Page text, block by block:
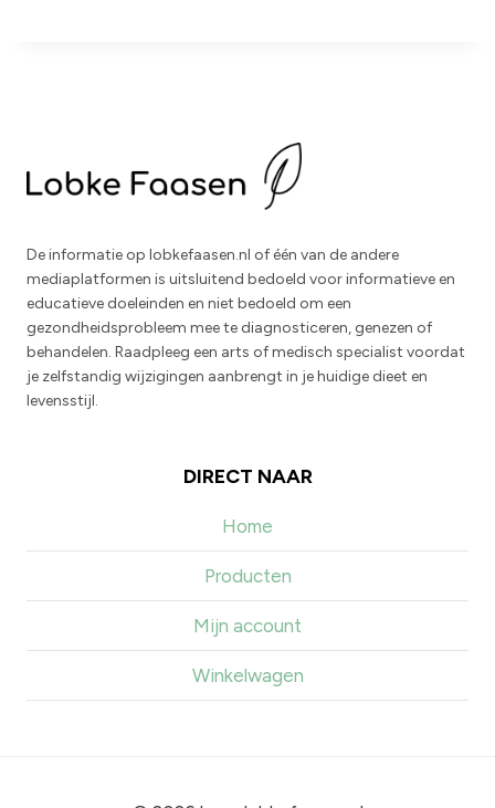
De informatie op lobkefaasen.nl of één van de andere
mediaplatformen is uitsluitend bedoeld voor informatieve en
educatieve doeleinden en niet bedoeld om een
gezondheidsprobleem mee te diagnosticeren, genezen of
behandelen. Raadpleeg een arts of medisch specialist voordat
je zelfstandig wijzigingen aanbrengt in je huidige dieet en
levensstijl.
DIRECT NAAR
Home
Producten
Mijn account
Winkelwagen